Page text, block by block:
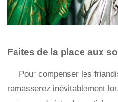
Faites de la place aux
Pour compenser les
ramasserez inévitablement